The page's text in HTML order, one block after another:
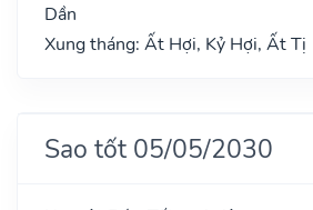
Dần
Xung tháng: Ất Hợi, Kỷ Hợi, Ất Tị
Sao tốt 05/05/2030